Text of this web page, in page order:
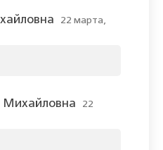
22 марта,
22